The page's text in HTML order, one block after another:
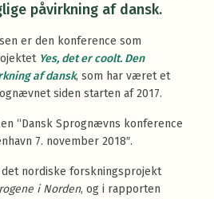
påvirkning af dansk.
er den konference som
Yes, det er coolt. Den
af dansk, som har været et
siden starten af 2017.
“Dansk Sprognævns konference
7. november 2018″.
nordiske forskningsprojekt
i Norden, og i rapporten